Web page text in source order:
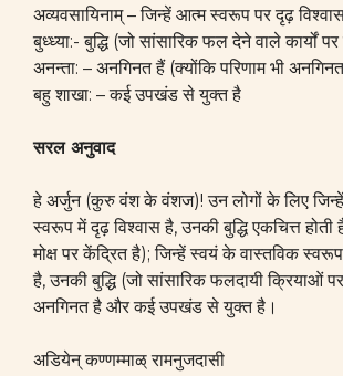
अव्यवसायिनाम् – जिन्हें आत्म स्वरूप पर दृढ़
बुध्ध्या:- बुद्धि (जो सांसारिक फल देने वाले कार्यों
अनन्ता: – अनगिनत हैं (क्योंकि परिणाम भी
बहु शाखा: – कई उपखंड से युक्त है
सरल अनुवाद
हे अर्जुन (कुरु वंश के वंशज)! उन लोगों के लिए
स्वरूप में दृढ़ विश्वास है, उनकी बुद्धि एकचित्त
मोक्ष पर केंद्रित है); जिन्हें स्वयं के वास्तविक
है, उनकी बुद्धि (जो सांसारिक फलदायी क्रियाओं
अनगिनत है और कई उपखंड से युक्त है।
अडियेन् कण्णम्माळ् रामनुजदासी